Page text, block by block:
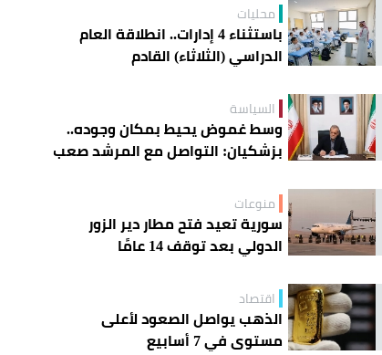
محليات
باستثناء 4 إدارات.. انطلاقة العام
الدراسي (الثلاثاء) القادم
السياسة
وسط غموض يحيط بمكان وجوده..
بزشكيان: التواصل مع المرشد صعب
منوعات
سورية تعيد فتح مطار دير الزور
الدولي بعد توقف 14 عامًا
اقتصاد
الذهب يواصل الصعود لأعلى
مستوى في 7 أسابيع